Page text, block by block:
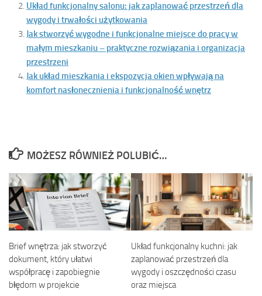
Układ funkcjonalny salonu: jak zaplanować przestrzeń dla
wygody i trwałości użytkowania
Jak stworzyć wygodne i funkcjonalne miejsce do pracy w
małym mieszkaniu – praktyczne rozwiązania i organizacja
przestrzeni
Jak układ mieszkania i ekspozycja okien wpływają na
komfort nasłonecznienia i funkcjonalność wnętrz
MOŻESZ RÓWNIEŻ POLUBIĆ…
Brief wnętrza: jak stworzyć
dokument, który ułatwi
współpracę i zapobiegnie
błędom w projekcie
Układ funkcjonalny kuchni: jak
zaplanować przestrzeń dla
wygody i oszczędności czasu
oraz miejsca